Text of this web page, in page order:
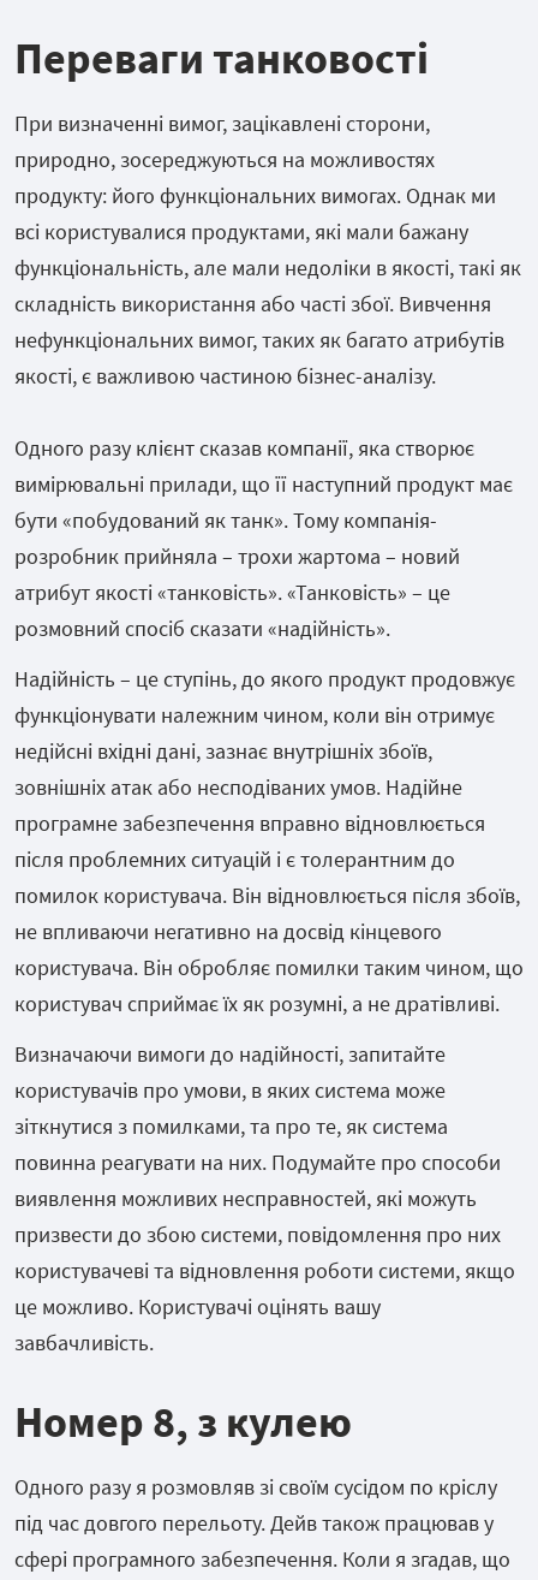
Переваги танковості
При визначенні вимог, зацікавлені сторони,
природно, зосереджуються на можливостях
продукту: його функціональних вимогах. Однак ми
всі користувалися продуктами, які мали бажану
функціональність, але мали недоліки в якості, такі як
складність використання або часті збої. Вивчення
нефункціональних вимог, таких як багато атрибутів
якості, є важливою частиною бізнес-аналізу.
Одного разу клієнт сказав компанії, яка створює
вимірювальні прилади, що її наступний продукт має
бути «побудований як танк». Тому компанія-
розробник прийняла – трохи жартома – новий
атрибут якості «танковість». «Танковість» – це
розмовний спосіб сказати «надійність».
Надійність – це ступінь, до якого продукт продовжує
функціонувати належним чином, коли він отримує
недійсні вхідні дані, зазнає внутрішніх збоїв,
зовнішніх атак або несподіваних умов. Надійне
програмне забезпечення вправно відновлюється
після проблемних ситуацій і є толерантним до
помилок користувача. Він відновлюється після збоїв,
не впливаючи негативно на досвід кінцевого
користувача. Він обробляє помилки таким чином, що
користувач сприймає їх як розумні, а не дратівливі.
Визначаючи вимоги до надійності, запитайте
користувачів про умови, в яких система може
зіткнутися з помилками, та про те, як система
повинна реагувати на них. Подумайте про способи
виявлення можливих несправностей, які можуть
призвести до збою системи, повідомлення про них
користувачеві та відновлення роботи системи, якщо
це можливо. Користувачі оцінять вашу
завбачливість.
Номер 8, з кулею
Одного разу я розмовляв зі своїм сусідом по кріслу
під час довгого перельоту. Дейв також працював у
сфері програмного забезпечення. Коли я згадав, що